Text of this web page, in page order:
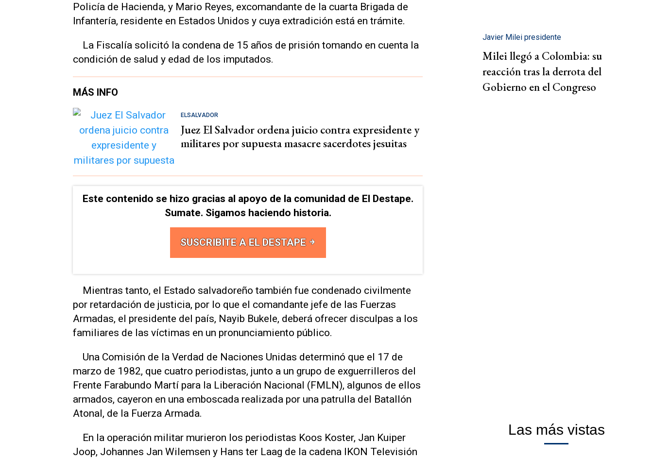
Policía de Hacienda, y Mario Reyes, excomandante de la cuarta Brigada de
Infantería, residente en Estados Unidos y cuya extradición está en trámite.
La Fiscalía solicitó la condena de 15 años de prisión tomando en cuenta la
condición de salud y edad de los imputados.
MÁS INFO
ELSALVADOR
Juez El Salvador ordena juicio contra expresidente y
militares por supuesta masacre sacerdotes jesuitas
Este contenido se hizo gracias al apoyo de la comunidad de El Destape.
Sumate. Sigamos haciendo historia.
SUSCRIBITE A EL DESTAPE
Mientras tanto, el Estado salvadoreño también fue condenado civilmente
por retardación de justicia, por lo que el comandante jefe de las Fuerzas
Armadas, el presidente del país, Nayib Bukele, deberá ofrecer disculpas a los
familiares de las víctimas en un pronunciamiento público.
Una Comisión de la Verdad de Naciones Unidas determinó que el 17 de
marzo de 1982, que cuatro periodistas, junto a un grupo de exguerrilleros del
Frente Farabundo Martí para la Liberación Nacional (FMLN), algunos de ellos
armados, cayeron en una emboscada realizada por una patrulla del Batallón
Atonal, de la Fuerza Armada.
En la operación militar murieron los periodistas Koos Koster, Jan Kuiper
Joop, Johannes Jan Wilemsen y Hans ter Laag de la cadena IKON Televisión
Javier Milei presidente
Milei llegó a Colombia: su
reacción tras la derrota del
Gobierno en el Congreso
Las más vistas